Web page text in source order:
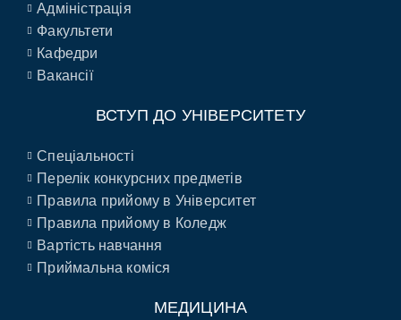
Адміністрація
Факультети
Кафедри
Вакансії
ВСТУП ДО УНІВЕРСИТЕТУ
Спеціальності
Перелік конкурсних предметів
Правила прийому в Університет
Правила прийому в Коледж
Вартість навчання
Приймальна коміся
МЕДИЦИНА